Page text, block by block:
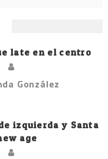
late en el centro
González
izquierda y Santa
age